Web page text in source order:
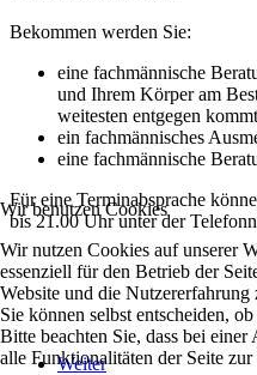
Bekommen werden Sie:
eine fachmännische
und Ihrem Körper am
weitesten entgegen
ein fachmännisches
eine fachmännische
Für eine Terminabsprache
bis 21.00 Uhr unter der
Weiter
Wir benutzen Cookies
Wir nutzen Cookies auf unserer
essenziell für den Betrieb der
Website und die
Sie können selbst entscheiden,
Bitte beachten Sie, dass bei
alle Funktionalitäten der Seite